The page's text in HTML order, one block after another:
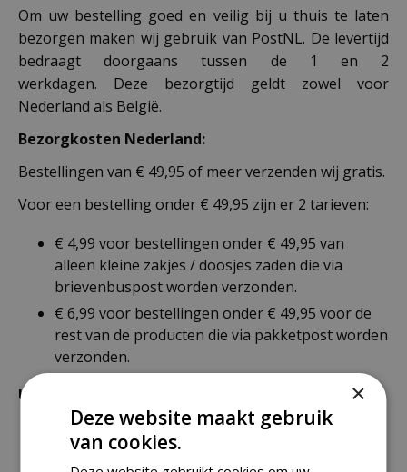
Om uw bestelling goed en veilig bij u thuis te laten
bezorgen maken wij gebruik van PostNL. De levertijd
bedraagt doorgaans tussen de 1 en 2
werkdagen. Deze bezorgtijd geldt zowel voor
Nederland als België.
Bezorgkosten Nederland:
Bestellingen van € 49,95 of meer verzenden wij gratis.
Voor een bestelling onder € 49,95 zijn er 2 tarieven:
€ 4,99 voor bestellingen onder € 49,95 van
alleen kleine zakjes / doosjes zaden die via
brievenbuspost worden verzonden.
€ 6,99 voor bestellingen onder € 49,95 voor de
rest van de producten die via pakketpost worden
verzonden.
Uitzonderlijke verzendkosten
Er word standaard € 4,99 verzendkosten
berekend op planten en producten die buiten de
×
Deze website maakt gebruik
van cookies.